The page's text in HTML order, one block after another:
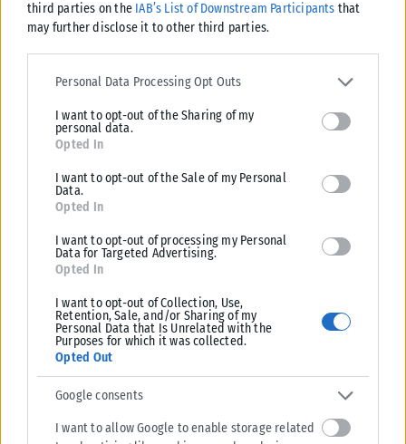
third parties on the IAB’s List of Downstream Participants that
may further disclose it to other third parties.
Please note that this website/app uses one or more Google
services and may gather and store information including but not
deny consent to Google and its third-party tags to use your data
for below specified purposes in below Google consent section.
Personal Data Processing Opt Outs
I want to opt-out of the Sharing of my
personal data.
Opted In
I want to opt-out of the Sale of my Personal
Data.
Opted In
I want to opt-out of processing my Personal
Data for Targeted Advertising.
Opted In
I want to opt-out of Collection, Use,
Retention, Sale, and/or Sharing of my
Personal Data that Is Unrelated with the
Purposes for which it was collected.
Opted Out
Google consents
I want to allow Google to enable storage related
Βαρύ πένθος για τον Λιονέλ Μέσι – Πέθανε ο πατέρας του
της Παρασκευής (7/8) σε κλινική στο Ροσάριο...
ΑΝΑΡΤΉΘΗΚΕ ΑΠΌKARFITSANEWS 08/08/2026